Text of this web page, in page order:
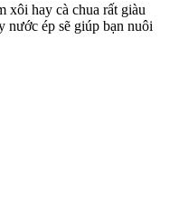
xôi hay cà chua rất giàu
ép sẽ giúp bạn nuôi